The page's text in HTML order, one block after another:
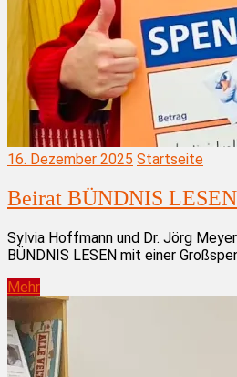
16. Dezember 2025 Startseite
Beirat BÜNDNIS
Sylvia Hoffmann und Dr. Jörg
BÜNDNIS LESEN mit einer
Mehr